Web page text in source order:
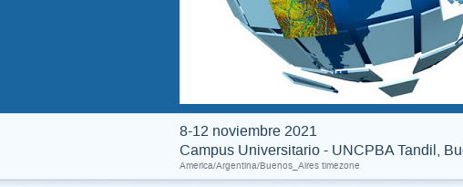
8-12 noviembre 2021
Campus Universitario - UNCPBA Tandil,
America/Argentina/Buenos_Aires timezone